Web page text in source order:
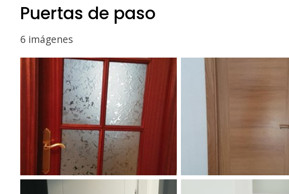
Puertas de paso
6 imágenes